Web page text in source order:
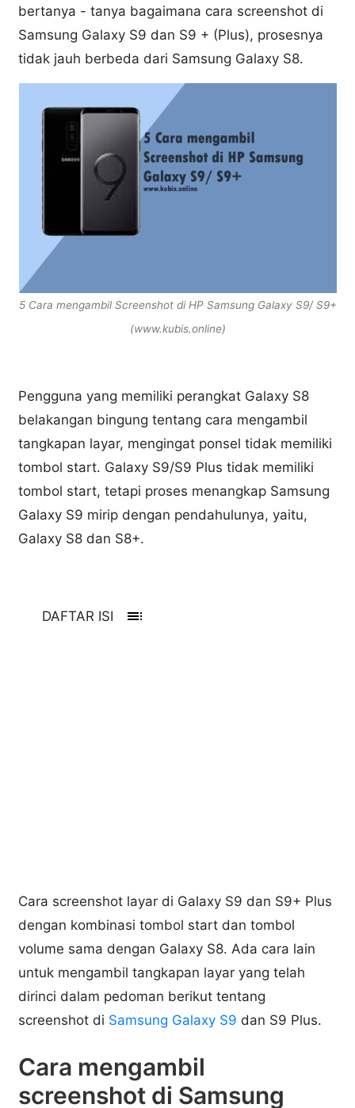
bertanya - tanya bagaimana cara screenshot di
Samsung Galaxy S9 dan S9 + (Plus), prosesnya
tidak jauh berbeda dari Samsung Galaxy S8.
5 Cara mengambil Screenshot di HP Samsung Galaxy S9/ S9+
(www.kubis.online)
Pengguna yang memiliki perangkat Galaxy S8
belakangan bingung tentang cara mengambil
tangkapan layar, mengingat ponsel tidak memiliki
tombol start. Galaxy S9/S9 Plus tidak memiliki
tombol start, tetapi proses menangkap Samsung
Galaxy S9 mirip dengan pendahulunya, yaitu,
Galaxy S8 dan S8+.
DAFTAR ISI toc
Cara screenshot layar di Galaxy S9 dan S9+ Plus
dengan kombinasi tombol start dan tombol
volume sama dengan Galaxy S8. Ada cara lain
untuk mengambil tangkapan layar yang telah
dirinci dalam pedoman berikut tentang
screenshot di Samsung Galaxy S9 dan S9 Plus.
Cara mengambil
screenshot di Samsung